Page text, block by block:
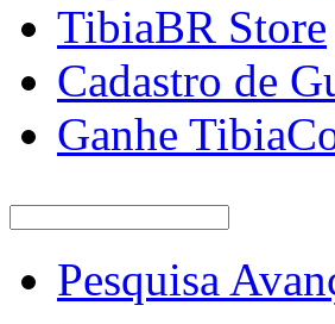
TibiaBR Store
Cadastro de
Ganhe
Pesquisa